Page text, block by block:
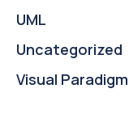
UML
Uncategorized
Visual Paradigm